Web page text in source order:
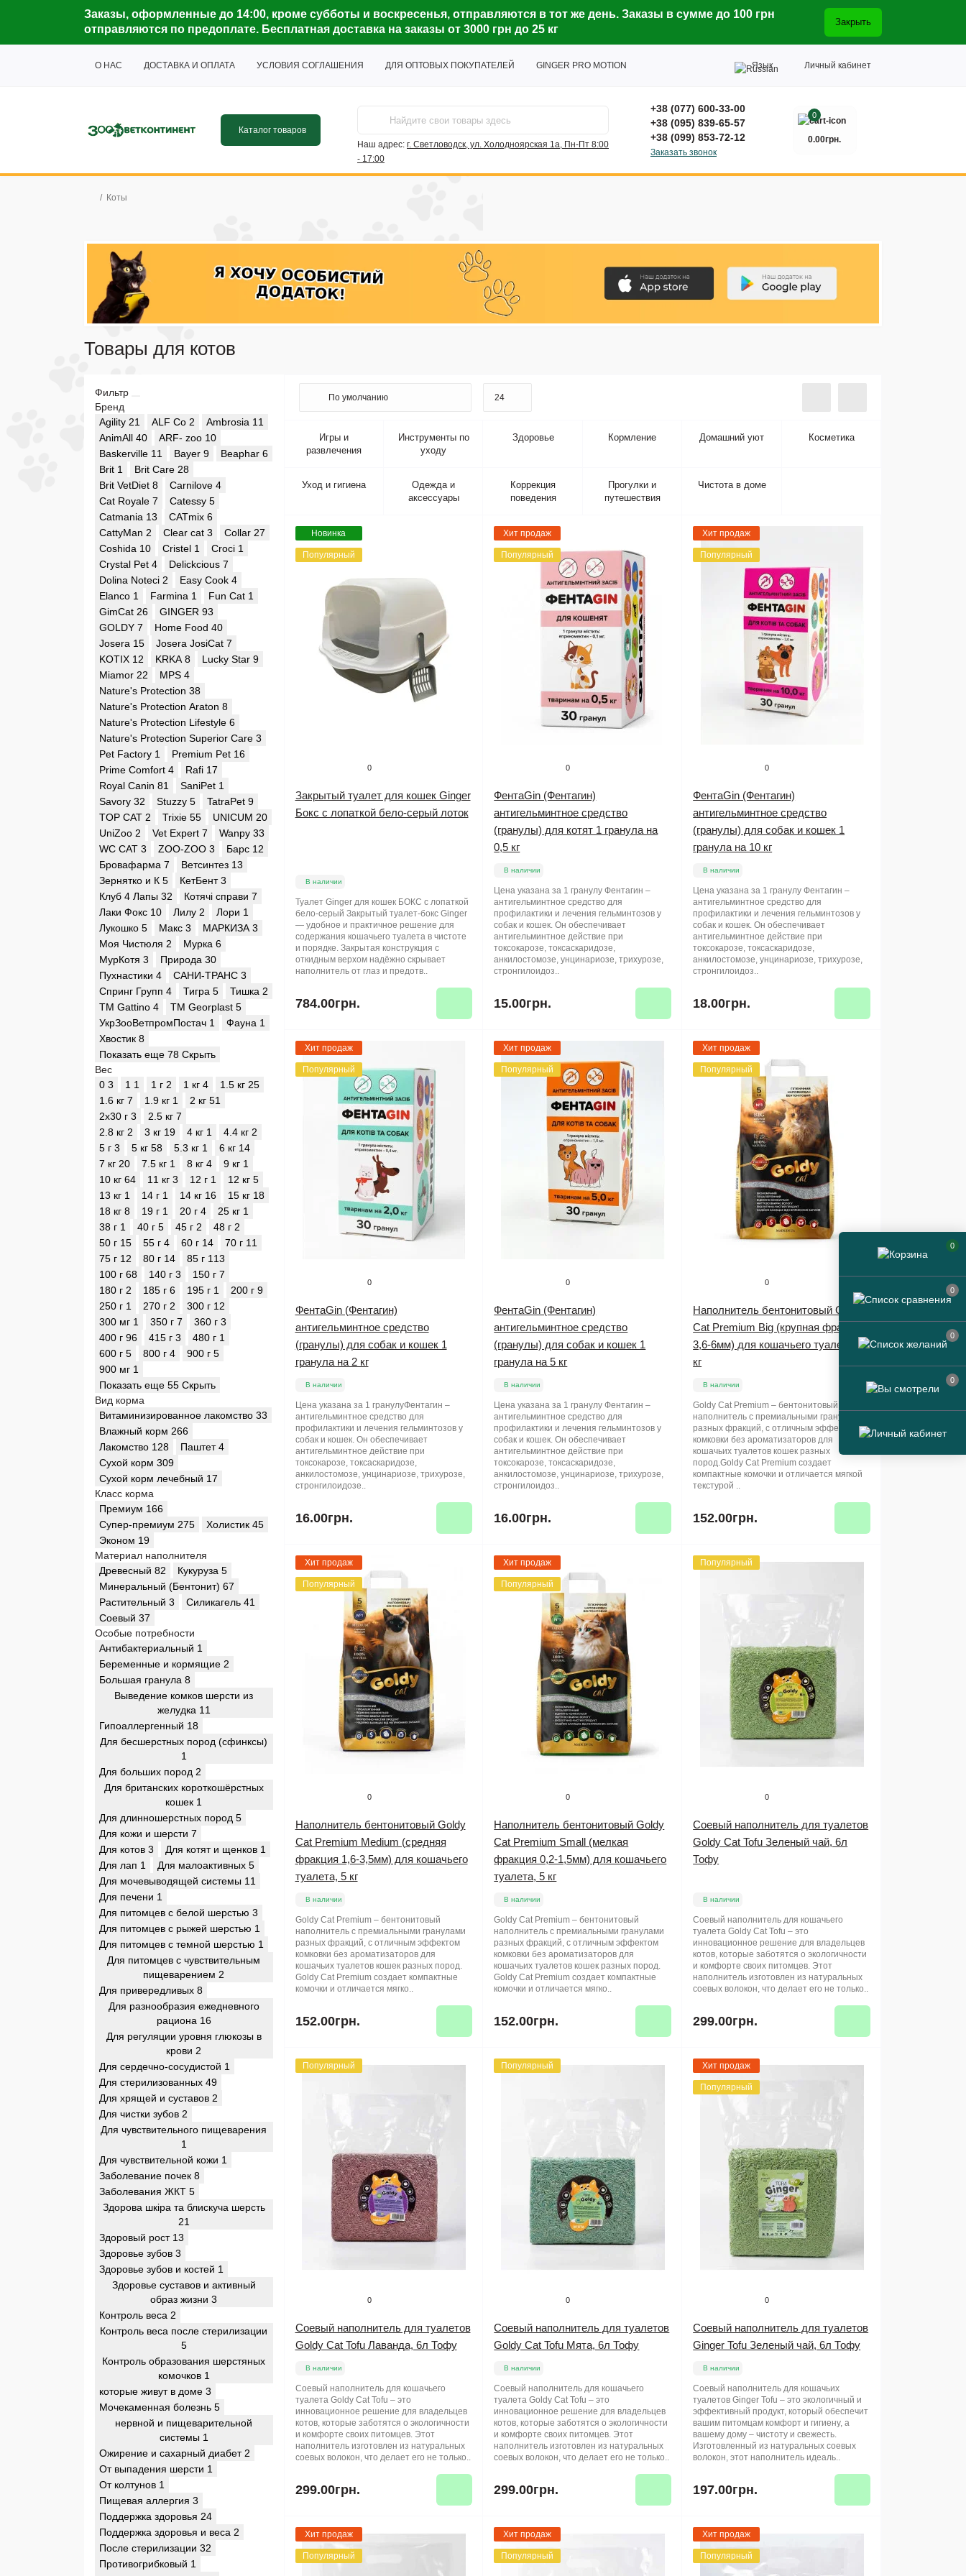
0
0
0
0
Заказы, оформленные до 14:00, кроме субботы и воскресенья, отправляются в тот же день. Заказы в сумме до 100 грн
отправляются по предоплате. Бесплатная доставка на заказы от 3000 грн до 25 кг
Закрыть
О НАС ДОСТАВКА И ОПЛАТА УСЛОВИЯ СОГЛАШЕНИЯ ДЛЯ ОПТОВЫХ ПОКУПАТЕЛЕЙ GINGER PRO MOTION Язык Личный кабинет
Каталог товаров
Наш адрес: г. Светловодск, ул. Холодноярская 1а, Пн-Пт 8:00
- 17:00
+38 (077) 600-33-00
+38 (095) 839-65-57
+38 (099) 853-72-12
Заказать звонок
0
0.00грн.
Коты
Товары для котов
Фильтр
Бренд
Agility 21 ALF Co 2 Ambrosia 11
AnimAll 40 ARF- zoo 10
Baskerville 11 Bayer 9 Beaphar 6
Brit 1 Brit Care 28
Brit VetDiet 8 Carnilove 4
Cat Royale 7 Catessy 5
Catmania 13 CATmix 6
CattyMan 2 Clear cat 3 Collar 27
Coshida 10 Cristel 1 Croci 1
Crystal Pet 4 Delickcious 7
Dolina Noteci 2 Easy Cook 4
Elanco 1 Farmina 1 Fun Cat 1
GimCat 26 GINGER 93
GOLDY 7 Home Food 40
Josera 15 Josera JosiCat 7
KOTIX 12 KRKA 8 Lucky Star 9
Miamor 22 MPS 4
Nature's Protection 38
Nature's Protection Araton 8
Nature's Protection Lifestyle 6
Nature's Protection Superior Care 3
Pet Factory 1 Premium Pet 16
Prime Comfort 4 Rafi 17
Royal Canin 81 SaniPet 1
Savory 32 Stuzzy 5 TatraPet 9
TOP CAT 2 Trixie 55 UNICUM 20
UniZoo 2 Vet Expert 7 Wanpy 33
WC CAT 3 ZOO-ZOO 3 Барс 12
Бровафарма 7 Ветсинтез 13
Зернятко и К 5 КетБент 3
Клуб 4 Лапы 32 Котячі справи 7
Лаки Фокс 10 Лилу 2 Лори 1
Лукошко 5 Макс 3 МАРКИЗА 3
Моя Чистюля 2 Мурка 6
МурКотя 3 Природа 30
Пухнастики 4 САНИ-ТРАНС 3
Спринг Групп 4 Тигра 5 Тишка 2
ТМ Gattino 4 ТМ Georplast 5
УкрЗооВетпромПостач 1 Фауна 1
Хвостик 8
Показать еще 78 Скрыть
Вес
0 3 1 1 1 г 2 1 кг 4 1.5 кг 25
1.6 кг 7 1.9 кг 1 2 кг 51
2х30 г 3 2.5 кг 7
2.8 кг 2 3 кг 19 4 кг 1 4.4 кг 2
5 г 3 5 кг 58 5.3 кг 1 6 кг 14
7 кг 20 7.5 кг 1 8 кг 4 9 кг 1
10 кг 64 11 кг 3 12 г 1 12 кг 5
13 кг 1 14 г 1 14 кг 16 15 кг 18
18 кг 8 19 г 1 20 г 4 25 кг 1
38 г 1 40 г 5 45 г 2 48 г 2
50 г 15 55 г 4 60 г 14 70 г 11
75 г 12 80 г 14 85 г 113
100 г 68 140 г 3 150 г 7
180 г 2 185 г 6 195 г 1 200 г 9
250 г 1 270 г 2 300 г 12
300 мг 1 350 г 7 360 г 3
400 г 96 415 г 3 480 г 1
600 г 5 800 г 4 900 г 5
900 мг 1
Показать еще 55 Скрыть
Вид корма
Витаминизированное лакомство 33
Влажный корм 266
Лакомство 128 Паштет 4
Сухой корм 309
Сухой корм лечебный 17
Класс корма
Премиум 166
Супер-премиум 275 Холистик 45
Эконом 19
Материал наполнителя
Древесный 82 Кукуруза 5
Минеральный (Бентонит) 67
Растительный 3 Силикагель 41
Соевый 37
Особые потребности
Антибактериальный 1
Беременные и кормящие 2
Большая гранула 8
Выведение комков шерсти из
желудка 11
Гипоаллергенный 18
Для бесшерстных пород (сфинксы)
1
Для больших пород 2
Для британских короткошёрстных
кошек 1
Для длинношерстных пород 5
Для кожи и шерсти 7
Для котов 3 Для котят и щенков 1
Для лап 1 Для малоактивных 5
Для мочевыводящей системы 11
Для печени 1
Для питомцев с белой шерстью 3
Для питомцев с рыжей шерстью 1
Для питомцев с темной шерстью 1
Для питомцев с чувствительным
пищеварением 2
Для привередливых 8
Для разнообразия ежедневного
рациона 16
Для регуляции уровня глюкозы в
крови 2
Для сердечно-сосудистой 1
Для стерилизованных 49
Для хрящей и суставов 2
Для чистки зубов 2
Для чувствительного пищеварения
1
Для чувствительной кожи 1
Заболевание почек 8
Заболевания ЖКТ 5
Здорова шкіра та блискуча шерсть
21
Здоровый рост 13
Здоровье зубов 3
Здоровье зубов и костей 1
Здоровье суставов и активный
образ жизни 3
Контроль веса 2
Контроль веса после стерилизации
5
Контроль образования шерстяных
комочков 1
которые живут в доме 3
Мочекаменная болезнь 5
нервной и пищеварительной
системы 1
Ожирение и сахарный диабет 2
От выпадения шерсти 1
От колтунов 1
Пищевая аллергия 3
Поддержка здоровья 24
Поддержка здоровья и веса 2
После стерилизации 32
Противогрибковый 1
Игры и
развлечения
Инструменты по
уходу
Здоровье Кормление Домашний уют Косметика
Уход и гигиена
Одежда и
аксессуары
Коррекция
поведения
Прогулки и
путешествия
Чистота в доме
Новинка
Популярный
0
Закрытый туалет для кошек Ginger
Бокс с лопаткой бело-серый лоток
В наличии
Туалет Ginger для кошек БОКС с лопаткой
бело-серый Закрытый туалет-бокс Ginger
— удобное и практичное решение для
содержания кошачьего туалета в чистоте
и порядке. Закрытая конструкция с
откидным верхом надёжно скрывает
наполнитель от глаз и предотв..
784.00грн.
Хит продаж
Популярный
0
ФентаGin (Фентагин)
антигельминтное средство
(гранулы) для котят 1 гранула на
0,5 кг
В наличии
Цена указана за 1 гранулу Фентагин –
антигельминтное средство для
профилактики и лечения гельминтозов у
собак и кошек. Он обеспечивает
антигельминтное действие при
токсокарозе, токсаскаридозе,
анкилостомозе, унцинариозе, трихурозе,
стронгилоидоз..
15.00грн.
Хит продаж
Популярный
0
ФентаGin (Фентагин)
антигельминтное средство
(гранулы) для собак и кошек 1
гранула на 10 кг
В наличии
Цена указана за 1 гранулу Фентагин –
антигельминтное средство для
профилактики и лечения гельминтозов у
собак и кошек. Он обеспечивает
антигельминтное действие при
токсокарозе, токсаскаридозе,
анкилостомозе, унцинариозе, трихурозе,
стронгилоидоз..
18.00грн.
Хит продаж
Популярный
0
ФентаGin (Фентагин)
антигельминтное средство
(гранулы) для собак и кошек 1
гранула на 2 кг
В наличии
Цена указана за 1 гранулуФентагин –
антигельминтное средство для
профилактики и лечения гельминтозов у
собак и кошек. Он обеспечивает
антигельминтное действие при
токсокарозе, токсаскаридозе,
анкилостомозе, унцинариозе, трихурозе,
стронгилоидозе..
16.00грн.
Хит продаж
Популярный
0
ФентаGin (Фентагин)
антигельминтное средство
(гранулы) для собак и кошек 1
гранула на 5 кг
В наличии
Цена указана за 1 гранулу Фентагин –
антигельминтное средство для
профилактики и лечения гельминтозов у
собак и кошек. Он обеспечивает
антигельминтное действие при
токсокарозе, токсаскаридозе,
анкилостомозе, унцинариозе, трихурозе,
стронгилоидоз..
16.00грн.
Хит продаж
Популярный
0
Наполнитель бентонитовый Goldy
Cat Premium Big (крупная фракция
3,6-6мм) для кошачьего туалета, 5
кг
В наличии
Goldy Cat Premium – бентонитовый
наполнитель с премиальными гранулами
разных фракций, с отличным эффектом
комковки без ароматизаторов для
кошачьих туалетов кошек разных
пород.Goldy Cat Premium создает
компактные комочки и отличается мягкой
текстурой ..
152.00грн.
Хит продаж
Популярный
0
Наполнитель бентонитовый Goldy
Cat Premium Medium (средняя
фракция 1,6-3,5мм) для кошачьего
туалета, 5 кг
В наличии
Goldy Cat Premium – бентонитовый
наполнитель с премиальными гранулами
разных фракций, с отличным эффектом
комковки без ароматизаторов для
кошачьих туалетов кошек разных пород.
Goldy Cat Premium создает компактные
комочки и отличается мягко..
152.00грн.
Хит продаж
Популярный
0
Наполнитель бентонитовый Goldy
Cat Premium Small (мелкая
фракция 0,2-1,5мм) для кошачьего
туалета, 5 кг
В наличии
Goldy Cat Premium – бентонитовый
наполнитель с премиальными гранулами
разных фракций, с отличным эффектом
комковки без ароматизаторов для
кошачьих туалетов кошек разных пород.
Goldy Cat Premium создает компактные
комочки и отличается мягко..
152.00грн.
Популярный
0
Соевый наполнитель для туалетов
Goldy Cat Tofu Зеленый чай, 6л
Тофу
В наличии
Соевый наполнитель для кошачьего
туалета Goldy Cat Tofu – это
инновационное решение для владельцев
котов, которые заботятся о экологичности
и комфорте своих питомцев. Этот
наполнитель изготовлен из натуральных
соевых волокон, что делает его не только..
299.00грн.
Популярный
0
Соевый наполнитель для туалетов
Goldy Cat Tofu Лаванда, 6л Тофу
В наличии
Соевый наполнитель для кошачьего
туалета Goldy Cat Tofu – это
инновационное решение для владельцев
котов, которые заботятся о экологичности
и комфорте своих питомцев. Этот
наполнитель изготовлен из натуральных
соевых волокон, что делает его не только..
299.00грн.
Популярный
0
Соевый наполнитель для туалетов
Goldy Cat Tofu Мята, 6л Тофу
В наличии
Соевый наполнитель для кошачьего
туалета Goldy Cat Tofu – это
инновационное решение для владельцев
котов, которые заботятся о экологичности
и комфорте своих питомцев. Этот
наполнитель изготовлен из натуральных
соевых волокон, что делает его не только..
299.00грн.
Хит продаж
Популярный
0
Соевый наполнитель для туалетов
Ginger Tofu Зеленый чай, 6л Тофу
В наличии
Соевый наполнитель для кошачьих
туалетов Ginger Tofu – это экологичный и
эффективный продукт, который обеспечит
вашим питомцам комфорт и гигиену, а
вашему дому – чистоту и свежесть.
Изготовленный из натуральных соевых
волокон, этот наполнитель идеаль..
197.00грн.
Хит продаж
Популярный
Хит продаж
Популярный
Хит продаж
Популярный